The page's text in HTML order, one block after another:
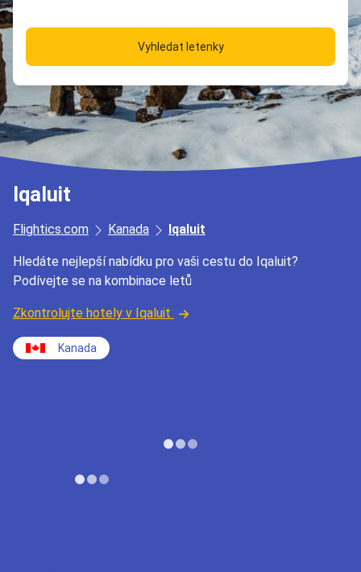
Vyhledat letenky
Iqaluit
Flightics.com Kanada Iqaluit
Hledáte nejlepší nabídku pro vaši cestu do Iqaluit?
Podívejte se na kombinace letů
Zkontrolujte hotely v Iqaluit
Kanada